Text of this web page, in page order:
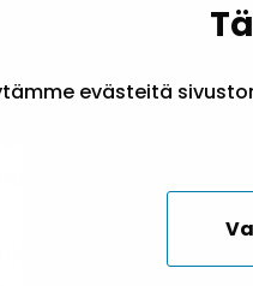
evästeitä
ei ole vain
kriisivalmiuden,
heikentävät